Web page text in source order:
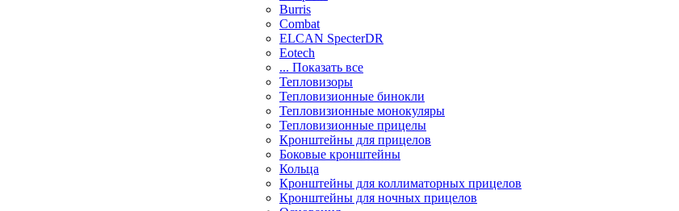
Burris
Combat
ELCAN SpecterDR
Eotech
... Показать все
Тепловизоры
Тепловизионные бинокли
Тепловизионные монокуляры
Тепловизионные прицелы
Кронштейны для прицелов
Боковые кронштейны
Кольца
Кронштейны для коллиматорных прицелов
Кронштейны для ночных прицелов